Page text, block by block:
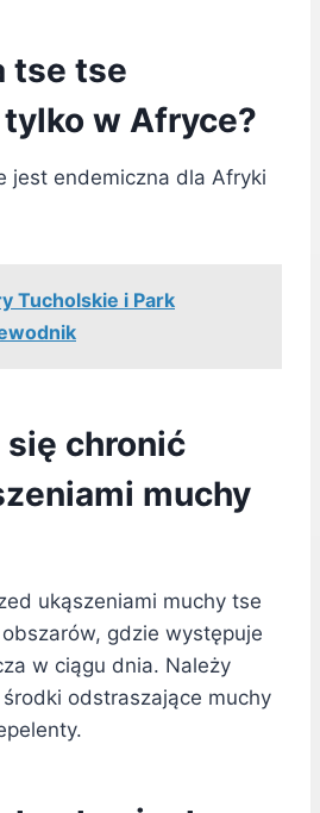
tse tse
w Afryce?
jest endemiczna dla Afryki
Tucholskie i Park
się chronić
muchy
ukąszeniami muchy tse
gdzie występuje
w ciągu dnia. Należy
odstraszające muchy